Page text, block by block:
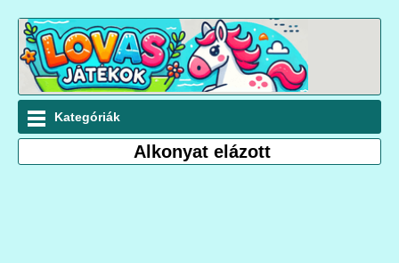
Kategóriák
Alkonyat elázott